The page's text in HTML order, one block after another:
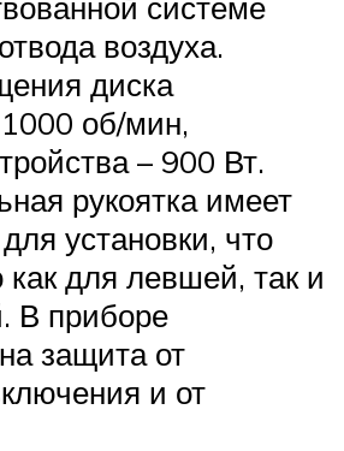
воздуха.
диска
об/мин,
– 900 Вт.
рукоятка имеет
установки, что
как для левшей, так и
В приборе
защита от
и от